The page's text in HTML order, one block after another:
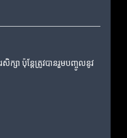
ា ប៉ុន្តែត្រូវបានរួមបញ្ចូលនូវ